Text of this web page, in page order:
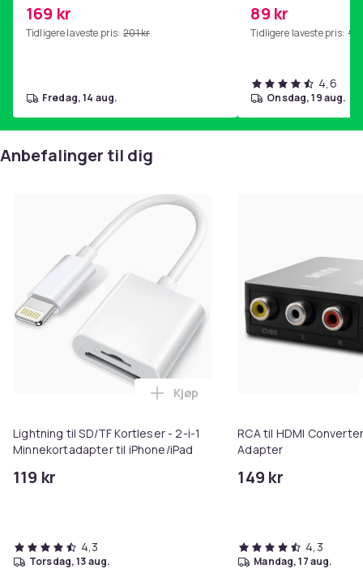
hjemmegymnastikk Pink
169 kr
Tidligere laveste pris: 201 kr
fredag, 14 aug.
89 kr
Tidligere laveste pris: 99
4,6
onsdag, 19 aug.
Anbefalinger til dig
Lightning til SD/TF Kortleser - 2-i-1
Minnekortadapter til iPhone/iPad
119 kr
Legg Lightning til SD/TF
Kjøp
4,3
torsdag, 13 aug.
RCA til HDMI
Adapter
149 kr
4,3
mandag, 17 aug.